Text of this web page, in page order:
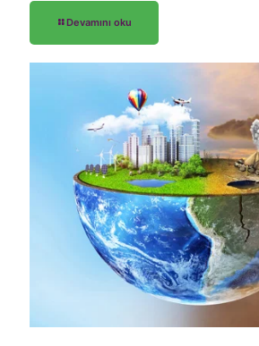
Devamını oku